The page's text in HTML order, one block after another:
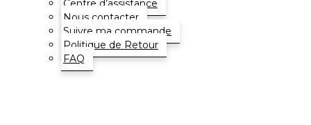
Centre d’assistance
Nous contacter
Suivre ma commande
Politique de Retour
FAQ